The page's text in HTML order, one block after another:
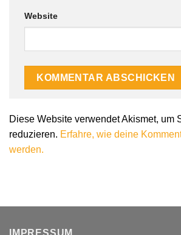
Website
Diese Website verwendet Akismet, um
reduzieren. Erfahre, wie deine
werden.
IMPRESSUM